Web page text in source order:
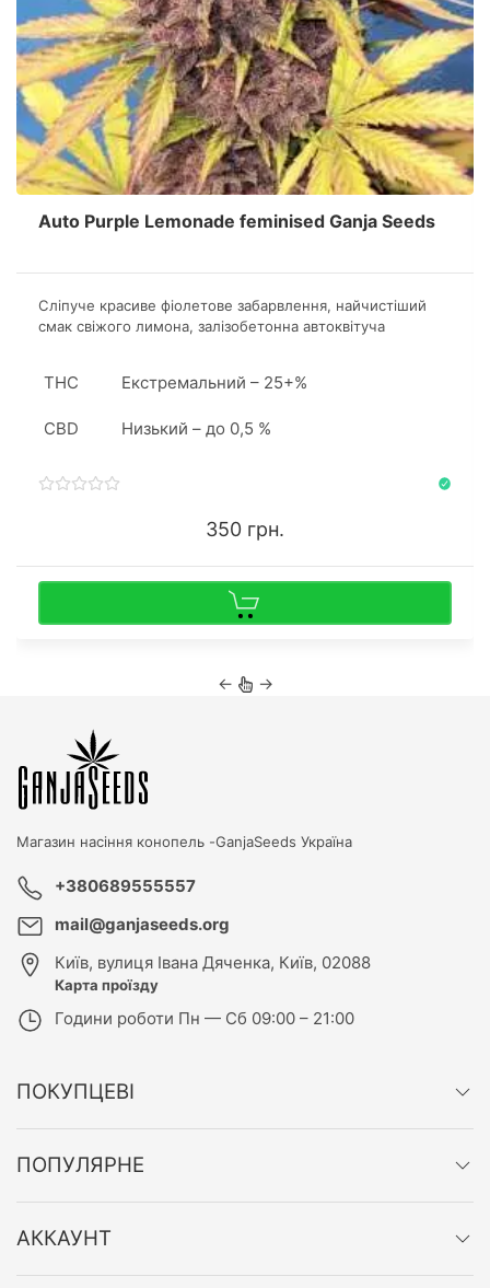
Auto Purple Lemonade feminised Ganja Seeds
Сліпуче красиве фіолетове забарвлення, найчистіший
смак свіжого лимона, залізобетонна автоквітуча
THC Екстремальний – 25+%
CBD Низький – до 0,5 %
350 грн.
← →
Магазин насіння конопель -GanjaSeeds Україна
+380689555557
mail@ganjaseeds.org
Київ, вулиця Івана Дяченка, Київ, 02088
Карта проїзду
Години роботи Пн — Сб 09:00 – 21:00
ПОКУПЦЕВІ
ПОПУЛЯРНЕ
АККАУНТ